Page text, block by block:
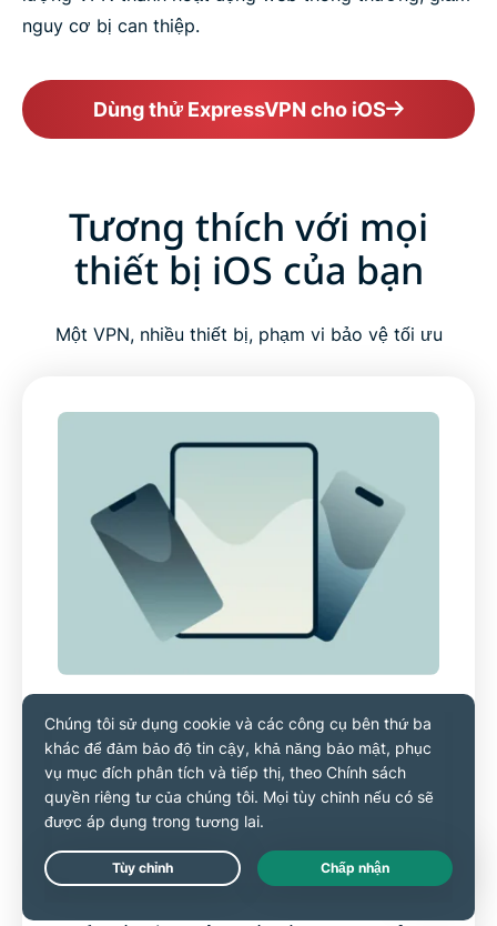
nguy cơ bị can thiệp.
Dùng thử ExpressVPN cho iOS
Tương thích với mọi
thiết bị iOS của bạn
Một VPN, nhiều thiết bị, phạm vi bảo vệ tối ưu
iPhone và iPad (hỗ trợ iOS
phiên bản mới nhất)
Tải ExpressVPN về iPhone hoặc iPad (iOS
chọn máy chủ tốc độ cao tại 105 quốc gia,
Live Chat